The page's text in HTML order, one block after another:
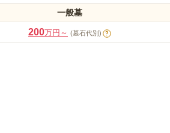
一般墓
200万円～ (墓石代別) ?